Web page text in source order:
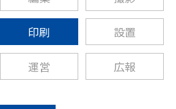
印刷 設置
運営 広報